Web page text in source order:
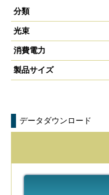
分類
光束
消費電力
製品サイズ
データダウンロード